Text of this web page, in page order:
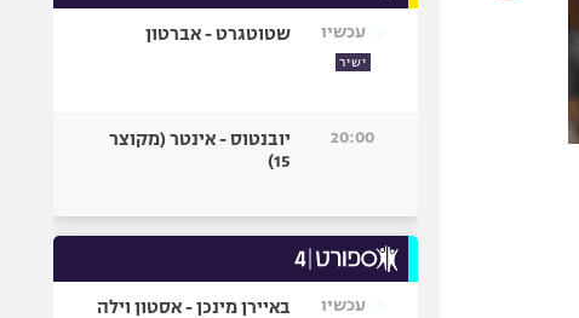
עכשיו
ישיר
שטוטגרט - אברטון
20:00
יובנטוס - אינטר (מקוצר
15)
עכשיו
באיירן מינכן - אסטון וילה